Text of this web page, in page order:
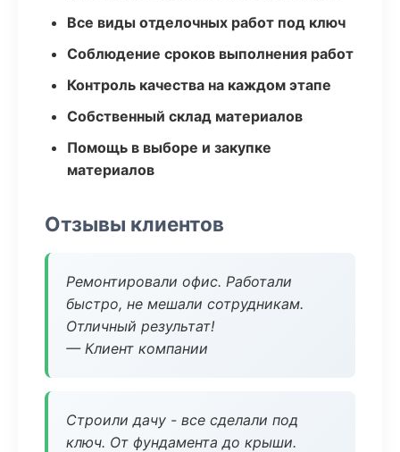
Все виды отделочных работ под ключ
Соблюдение сроков выполнения работ
Контроль качества на каждом этапе
Собственный склад материалов
Помощь в выборе и закупке
материалов
Отзывы клиентов
Ремонтировали офис. Работали
быстро, не мешали сотрудникам.
Отличный результат!
— Клиент компании
Строили дачу - все сделали под
ключ. От фундамента до крыши.